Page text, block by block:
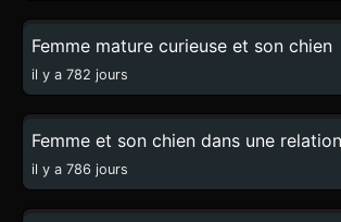
Femme mature curieuse et son chien
il y a 782 jours
Femme et son chien dans une
il y a 786 jours